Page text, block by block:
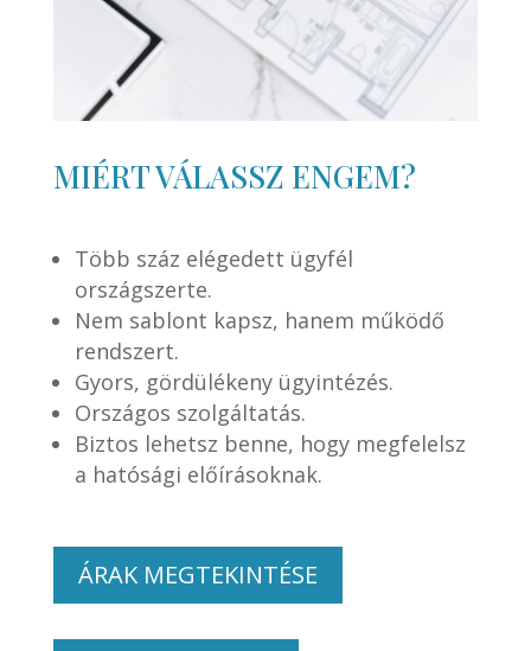
MIÉRT VÁLASSZ ENGEM?
Több száz elégedett ügyfél
országszerte.
Nem sablont kapsz, hanem működő
rendszert.
Gyors, gördülékeny ügyintézés.
Országos szolgáltatás.
Biztos lehetsz benne, hogy megfelelsz
a hatósági előírásoknak.
ÁRAK MEGTEKINTÉSE